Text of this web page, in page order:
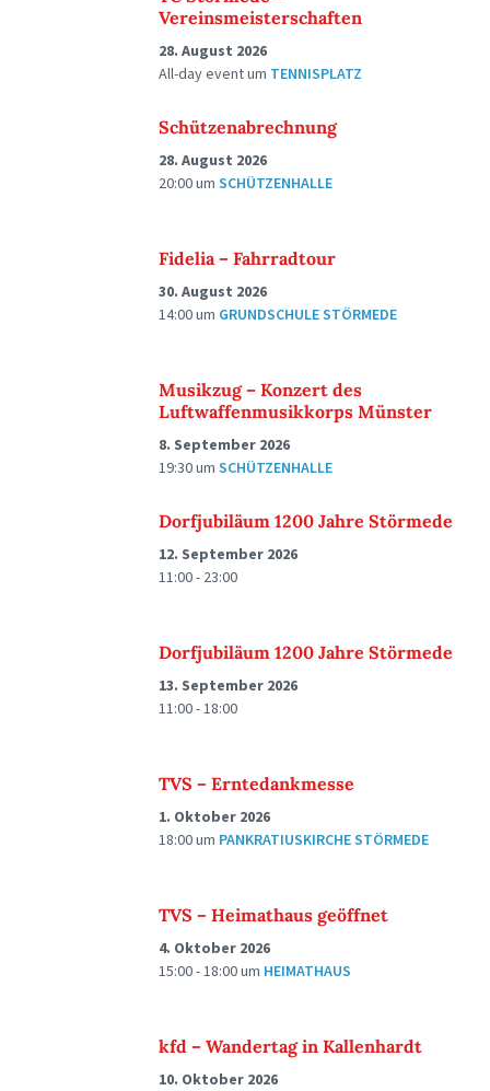
Vereinsmeisterschaften
28. August 2026
All-day eventum TENNISPLATZ
Schützenabrechnung
28. August 2026
20:00um SCHÜTZENHALLE
Fidelia – Fahrradtour
30. August 2026
14:00um GRUNDSCHULE STÖRMEDE
Musikzug – Konzert des
Luftwaffenmusikkorps Münster
8. September 2026
19:30um SCHÜTZENHALLE
Dorfjubiläum 1200 Jahre Störmede
12. September 2026
11:00 - 23:00
Dorfjubiläum 1200 Jahre Störmede
13. September 2026
11:00 - 18:00
TVS – Erntedankmesse
1. Oktober 2026
18:00um PANKRATIUSKIRCHE STÖRMEDE
TVS – Heimathaus geöffnet
4. Oktober 2026
15:00 - 18:00um HEIMATHAUS
kfd – Wandertag in Kallenhardt
10. Oktober 2026